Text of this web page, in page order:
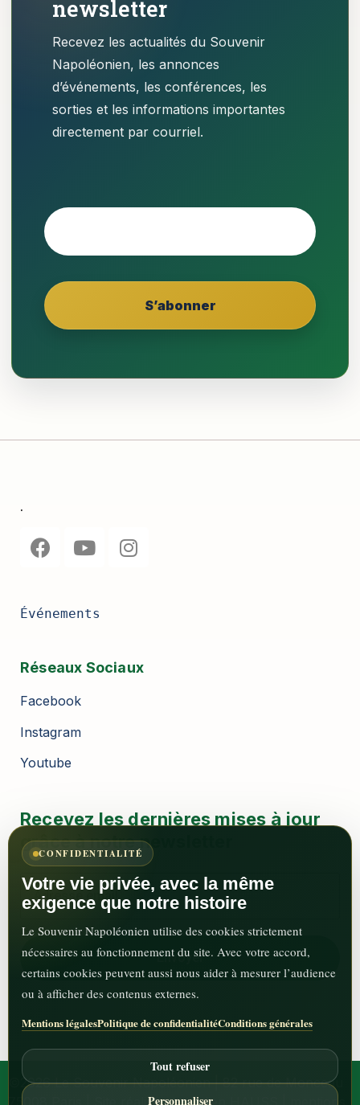
newsletter
Recevez les actualités du Souvenir
Napoléonien, les annonces
d’événements, les conférences, les
sorties et les informations importantes
directement par courriel.
.
Événements
Réseaux Sociaux
Facebook
Instagram
Youtube
Recevez les dernières mises à jour
grâce à notre newsletter
©2026 Le Souvenir Napoléonien | 82 rue de Monceau
CONFIDENTIALITÉ
Votre vie privée, avec la même
exigence que notre histoire
Le Souvenir Napoléonien utilise des cookies strictement
nécessaires au fonctionnement du site. Avec votre accord,
certains cookies peuvent aussi nous aider à mesurer l’audience
ou à afficher des contenus externes.
Mentions légalesPolitique de confidentialitéConditions générales
Tout refuser
Personnaliser